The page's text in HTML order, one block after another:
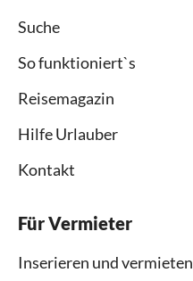
Suche
So funktioniert`s
Reisemagazin
Hilfe Urlauber
Kontakt
Für Vermieter
Inserieren und vermieten